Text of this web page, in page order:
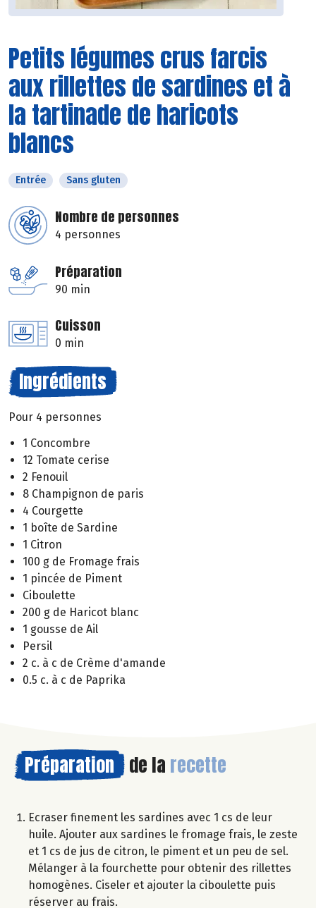
Petits légumes crus farcis
aux rillettes de sardines et à
la tartinade de haricots
blancs
Entrée Sans gluten
Nombre de personnes
4 personnes
Préparation
90 min
Cuisson
0 min
Ingrédients
Pour 4 personnes
1 Concombre
12 Tomate cerise
2 Fenouil
8 Champignon de paris
4 Courgette
1 boîte de Sardine
1 Citron
100 g de Fromage frais
1 pincée de Piment
Ciboulette
200 g de Haricot blanc
1 gousse de Ail
Persil
2 c. à c de Crème d'amande
0.5 c. à c de Paprika
Préparation de la recette
Ecraser finement les sardines avec 1 cs de leur
huile. Ajouter aux sardines le fromage frais, le zeste
et 1 cs de jus de citron, le piment et un peu de sel.
Mélanger à la fourchette pour obtenir des rillettes
homogènes. Ciseler et ajouter la ciboulette puis
réserver au frais.